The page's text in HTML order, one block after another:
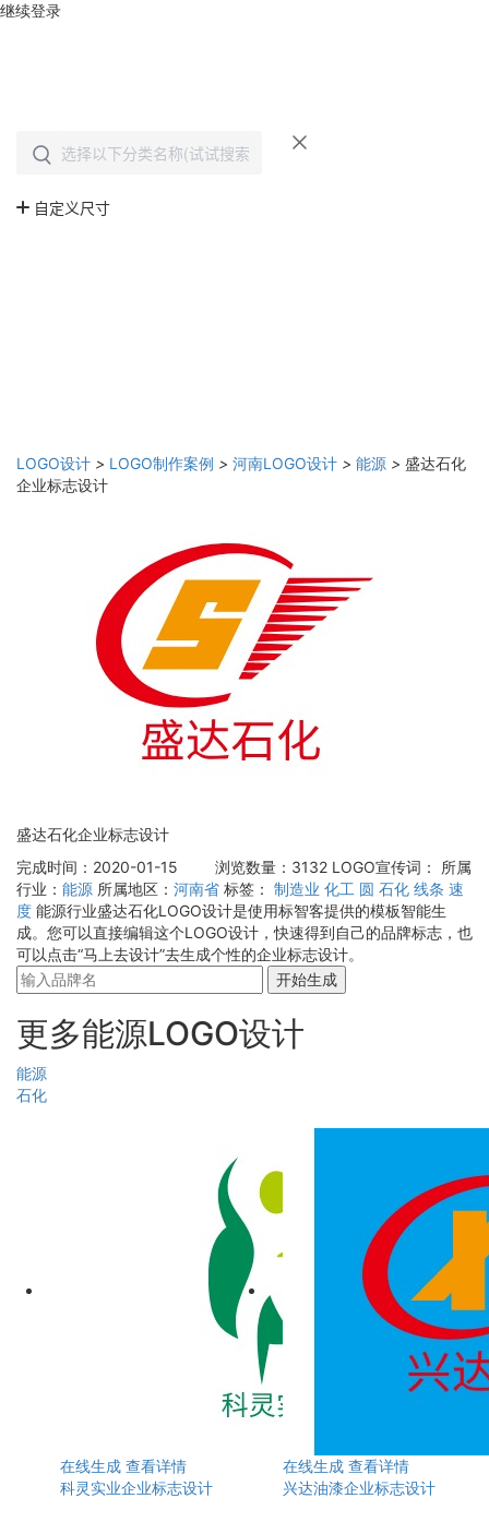
继续登录
LOGO设计 > LOGO制作案例 > 河南LOGO设计 > 能源 > 盛达石化
企业标志设计
盛达石化企业标志设计
完成时间：2020-01-15
浏览数量：3132 LOGO宣传词：
所属
行业： 能源 所属地区： 河南省 标签： 制造业 化工 圆 石化 线条 速
度 能源行业盛达石化LOGO设计是使用标智客提供的模板智能生
成。您可以直接编辑这个LOGO设计，快速得到自己的品牌标志，也
可以点击“马上去设计”去生成个性的企业标志设计。
开始生成
更多能源LOGO设计
能源
石化
在线生成 查看详情
科灵实业企业标志设计
在线生成 查看详情
兴达油漆企业标志设计